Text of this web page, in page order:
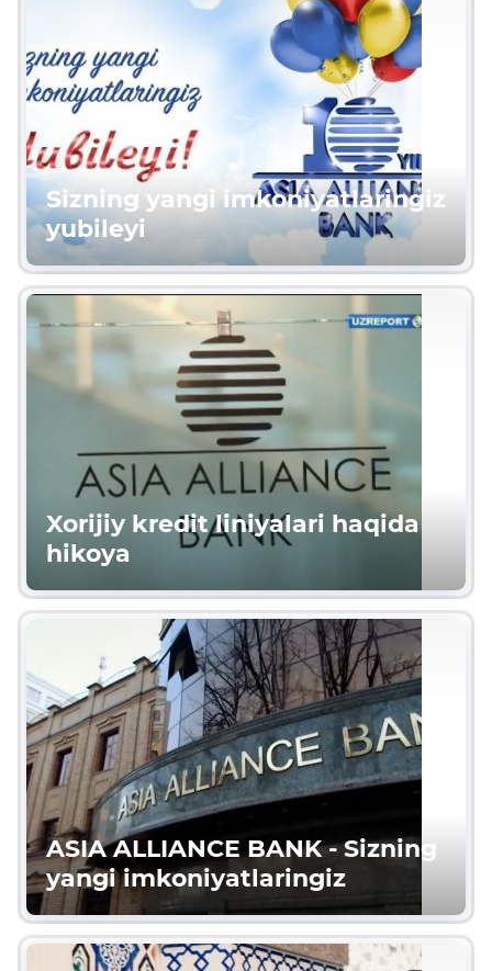
Sizning yangi imkoniyatlaringiz
yubileyi
Xorijiy kredit liniyalari haqida
hikoya
ASIA ALLIANCE BANK - Sizning
yangi imkoniyatlaringiz